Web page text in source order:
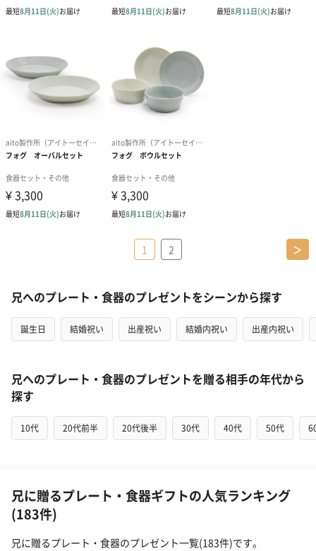
1 2 ＞
兄へのプレート・食器のプレゼントをシーンから探す
誕生日 結婚祝い 出産祝い 結婚内祝い 出産内祝い
兄へのプレート・食器のプレゼントを贈る相手の年代から
探す
10代 20代前半 20代後半 30代 40代 50代
兄に贈るプレート・食器ギフトの人気ランキング
(183件)
兄に贈るプレート・食器のプレゼント一覧(183件)です。